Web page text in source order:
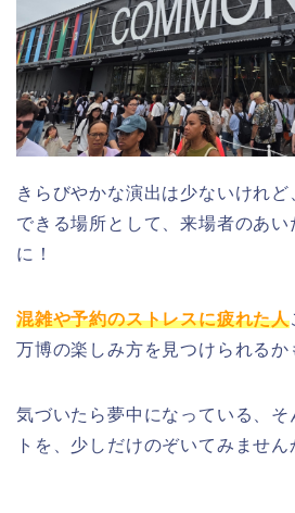
きらびやかな演出は少ないけれ
できる場所として、来場者のあい
に！
混雑や予約のストレスに疲れた人
万博の楽しみ方を見つけられるか
気づいたら夢中になっている、そ
トを、少しだけのぞいてみません